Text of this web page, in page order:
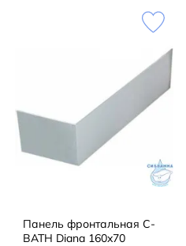
Панель фронтальная C-
BATH Diana 160x70